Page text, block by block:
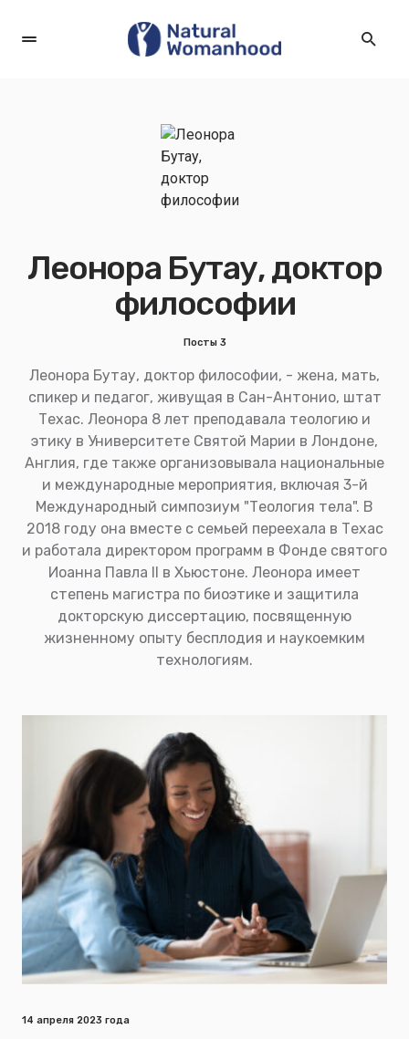
Леонора Бутау, доктор
философии
Посты 3
Леонора Бутау, доктор философии, - жена, мать,
спикер и педагог, живущая в Сан-Антонио, штат
Техас. Леонора 8 лет преподавала теологию и
этику в Университете Святой Марии в Лондоне,
Англия, где также организовывала национальные
и международные мероприятия, включая 3-й
Международный симпозиум "Теология тела". В
2018 году она вместе с семьей переехала в Техас
и работала директором программ в Фонде святого
Иоанна Павла II в Хьюстоне. Леонора имеет
степень магистра по биоэтике и защитила
докторскую диссертацию, посвященную
жизненному опыту бесплодия и наукоемким
технологиям.
14 апреля 2023 года